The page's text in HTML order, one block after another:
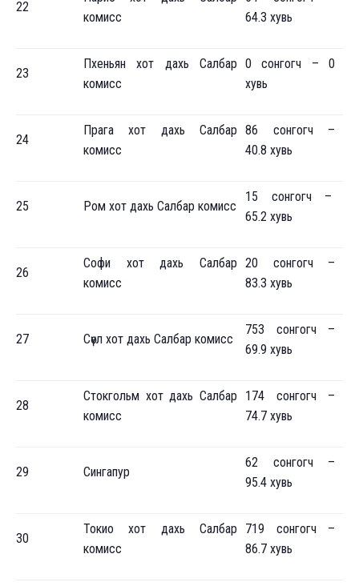
22
комисс
64.3 хувь
23
Пхеньян хот дахь Салбар
комисс
0 сонгогч – 0
хувь
24
Прага хот дахь Салбар
комисс
86 сонгогч –
40.8 хувь
25 Ром хот дахь Салбар комисс
15 сонгогч –
65.2 хувь
26
Софи хот дахь Салбар
комисс
20 сонгогч –
83.3 хувь
27 Сөүл хот дахь Салбар комисс
753 сонгогч –
69.9 хувь
28
Стокгольм хот дахь Салбар
комисс
174 сонгогч –
74.7 хувь
29 Сингапур
62 сонгогч –
95.4 хувь
30
Токио хот дахь Салбар
комисс
719 сонгогч –
86.7 хувь